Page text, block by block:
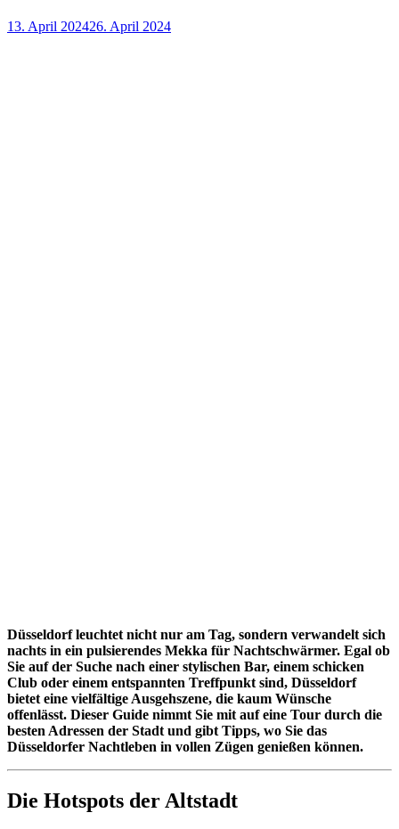
13. April 202426. April 2024
Düsseldorf leuchtet nicht nur am Tag, sondern verwandelt sich
nachts in ein pulsierendes Mekka für Nachtschwärmer. Egal ob
Sie auf der Suche nach einer stylischen Bar, einem schicken
Club oder einem entspannten Treffpunkt sind, Düsseldorf
bietet eine vielfältige Ausgehszene, die kaum Wünsche
offenlässt. Dieser Guide nimmt Sie mit auf eine Tour durch die
besten Adressen der Stadt und gibt Tipps, wo Sie das
Düsseldorfer Nachtleben in vollen Zügen genießen können.
Die Hotspots der Altstadt